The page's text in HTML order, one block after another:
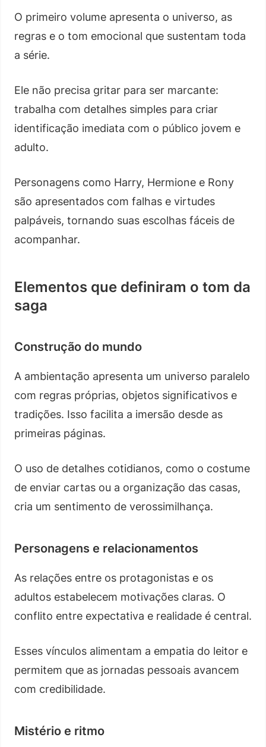
O primeiro volume apresenta o universo, as
regras e o tom emocional que sustentam toda
a série.
Ele não precisa gritar para ser marcante:
trabalha com detalhes simples para criar
identificação imediata com o público jovem e
adulto.
Personagens como Harry, Hermione e Rony
são apresentados com falhas e virtudes
palpáveis, tornando suas escolhas fáceis de
acompanhar.
Elementos que definiram o tom da
saga
Construção do mundo
A ambientação apresenta um universo paralelo
com regras próprias, objetos significativos e
tradições. Isso facilita a imersão desde as
primeiras páginas.
O uso de detalhes cotidianos, como o costume
de enviar cartas ou a organização das casas,
cria um sentimento de verossimilhança.
Personagens e relacionamentos
As relações entre os protagonistas e os
adultos estabelecem motivações claras. O
conflito entre expectativa e realidade é central.
Esses vínculos alimentam a empatia do leitor e
permitem que as jornadas pessoais avancem
com credibilidade.
Mistério e ritmo